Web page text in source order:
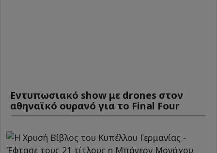
Εντυπωσιακό show με drones στον
αθηναϊκό ουρανό για το Final Four